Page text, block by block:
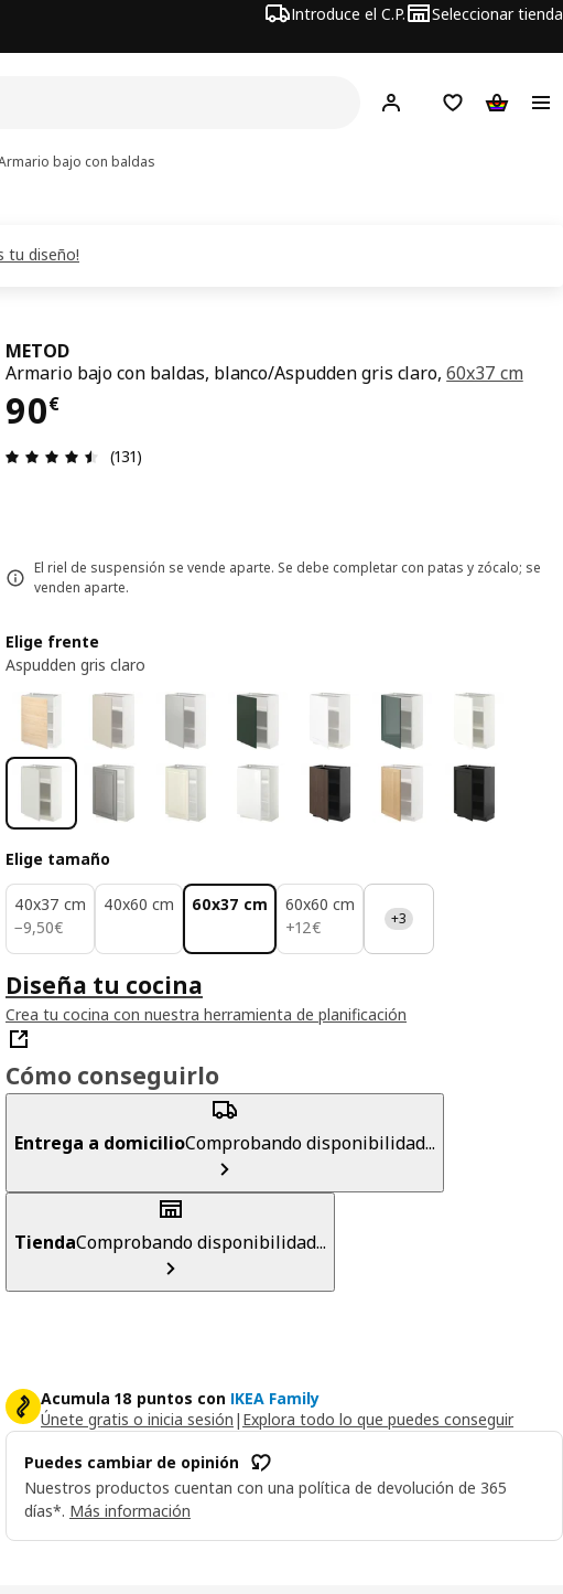
Introduce el C.P. Seleccionar tienda
Hej! Iniciar sesión
Lista de deseos
Carrito
bajo con baldas
tu diseño!
METOD
Armario bajo con baldas, blanco/Aspudden gris claro,60x37 cm
90€
El precio 90€
Reseña: 4.5 de 5 estrellas. Revisiones totales: 131
(131)
El riel de suspensión se vende aparte. Se debe completar con patas y zócalo; se
venden aparte.
Elige frente
Aspudden gris claro
Elige tamaño
40x37 cm
−9,50€
9,50€
40x60 cm 60x37 cm
60x60 cm
+12€
12€ +3
Diseña tu cocina
Crea tu cocina con nuestra herramienta de planificación
Cómo conseguirlo
Entrega a domicilioComprobando disponibilidad...
TiendaComprobando disponibilidad...
Acumula 18 puntos con IKEA Family
Únete gratis o inicia sesión | Explora todo lo que puedes conseguir
Puedes cambiar de opinión
Nuestros productos cuentan con una política de devolución de 365
días*. Más información